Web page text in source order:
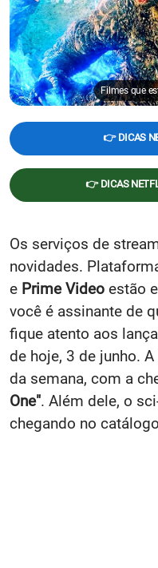
Filmes que
👉 DICAS
👉 DICAS
Os serviços de
novidades.
e Prime Video estão
você é assinante de
fique atento aos
de hoje, 3 de junho.
da semana, com a
One". Além dele, o
chegando no